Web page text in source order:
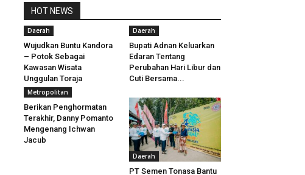
HOT NEWS
Daerah
Wujudkan Buntu Kandora
– Potok Sebagai
Kawasan Wisata
Unggulan Toraja
Daerah
Bupati Adnan Keluarkan
Edaran Tentang
Perubahan Hari Libur dan
Cuti Bersama...
Metropolitan
Berikan Penghormatan
Terakhir, Danny Pomanto
Mengenang Ichwan
Jacub
Daerah
PT Semen Tonasa Bantu